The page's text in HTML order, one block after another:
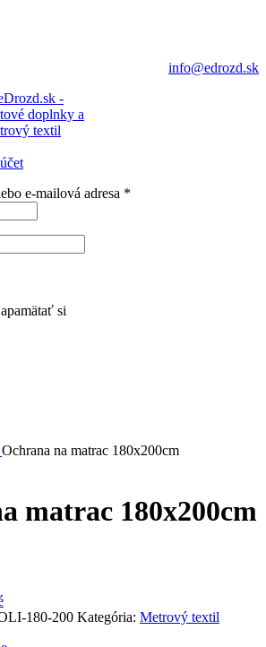
info@edrozd.sk
e-mailová adresa *
si
Ochrana na matrac 180x200cm
matrac 180x200cm
180-200 Kategória: Metrový textil